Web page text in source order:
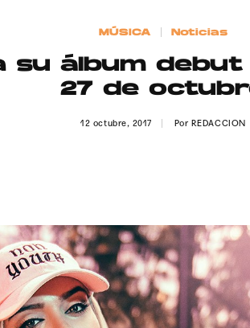
MÚSICA Noticias
su álbum
27 de
12 octubre, 2017 Por REDACCION